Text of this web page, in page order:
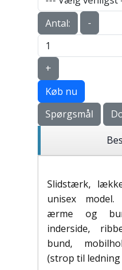
Antal: -
+
Køb nu
Spørgsmål
Slidstærk,
unisex
ærme og
inderside,
bund,
(strop til ledning